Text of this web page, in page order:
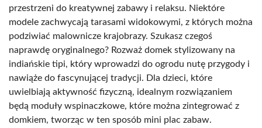
przestrzeni do kreatywnej zabawy i relaksu. Niektóre
modele zachwycają tarasami widokowymi, z których można
podziwiać malownicze krajobrazy. Szukasz czegoś
naprawdę oryginalnego? Rozważ domek stylizowany na
indiańskie tipi, który wprowadzi do ogrodu nutę przygody i
nawiąże do fascynującej tradycji. Dla dzieci, które
uwielbiają aktywność fizyczną, idealnym rozwiązaniem
będą moduły wspinaczkowe, które można zintegrować z
domkiem, tworząc w ten sposób mini plac zabaw.